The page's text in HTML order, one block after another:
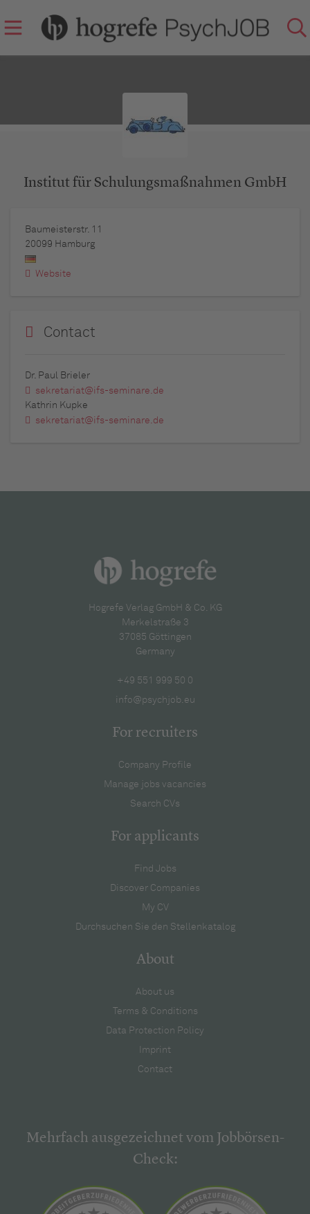
Institut für Schulungsmaßnahmen GmbH
Baumeisterstr. 11
20099 Hamburg
Website
Contact
Dr. Paul Brieler
sekretariat@ifs-seminare.de
Kathrin Kupke
sekretariat@ifs-seminare.de
Hogrefe Verlag GmbH & Co. KG
Merkelstraße 3
37085 Göttingen
Germany
+49 551 999 50 0
info@psychjob.eu
For recruiters
Company Profile
Manage jobs vacancies
Search CVs
For applicants
Find Jobs
Discover Companies
My CV
Durchsuchen Sie den Stellenkatalog
About
About us
Terms & Conditions
Data Protection Policy
Imprint
Contact
Mehrfach ausgezeichnet vom Jobbörsen-
Check: